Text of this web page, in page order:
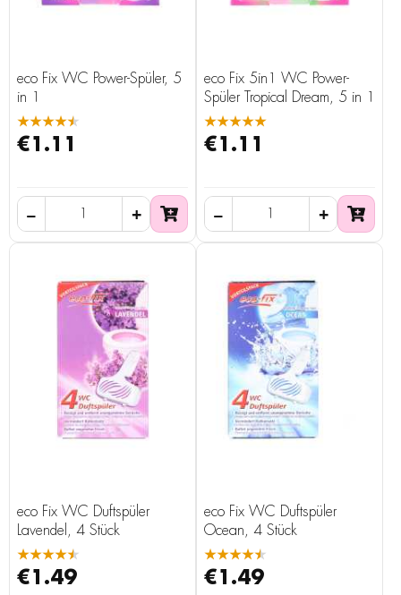
eco Fix WC Power-Spüler, 5
in 1
★★★★★
€1.11
eco Fix 5in1 WC Power-
Spüler Tropical Dream, 5 in 1
★★★★★
€1.11
eco Fix WC Duftspüler
Lavendel, 4 Stück
★★★★★
€1.49
eco Fix WC Duftspüler
Ocean, 4 Stück
★★★★★
€1.49